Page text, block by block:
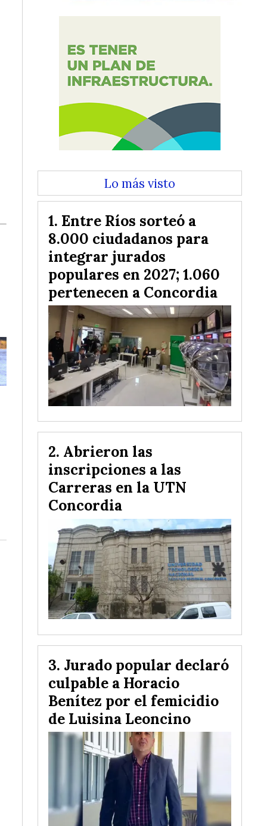
Lo más visto
Entre Ríos sorteó a
8.000 ciudadanos para
integrar jurados
populares en 2027; 1.060
pertenecen a Concordia
Abrieron las
inscripciones a las
Carreras en la UTN
Concordia
Jurado popular declaró
culpable a Horacio
Benítez por el femicidio
de Luisina Leoncino